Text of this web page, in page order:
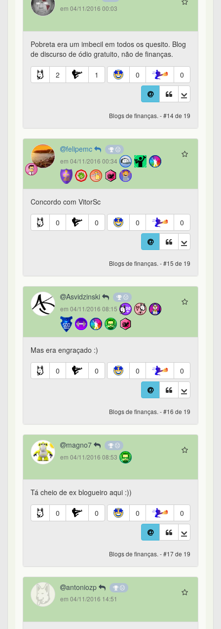
em 04/11/2016 00:03
Pobreta era um imbecil em todos os quesito. Blog
de discurso de ódio gratuito, não de finanças.
2 1 0 0
Blogs de finanças. - #14 de 19
felipemc
em 04/11/2016 00:34
Concordo com VitorSc
0 0 0 0
Blogs de finanças. - #15 de 19
Asvidzinski
em 04/11/2016 08:15
Mas era engraçado :)
0 0 0 0
Blogs de finanças. - #16 de 19
magno7
em 04/11/2016 08:53
Tá cheio de ex blogueiro aqui :))
0 0 0 0
Blogs de finanças. - #17 de 19
antoniozp
em 04/11/2016 14:51